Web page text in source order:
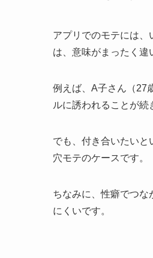
アプリでのモテには
は、意味がまったく違
例えば、A子さん（27
ルに誘われることが続
でも、付き合いたいと
穴モテのケースです。
ちなみに、性癖でつな
にくいです。